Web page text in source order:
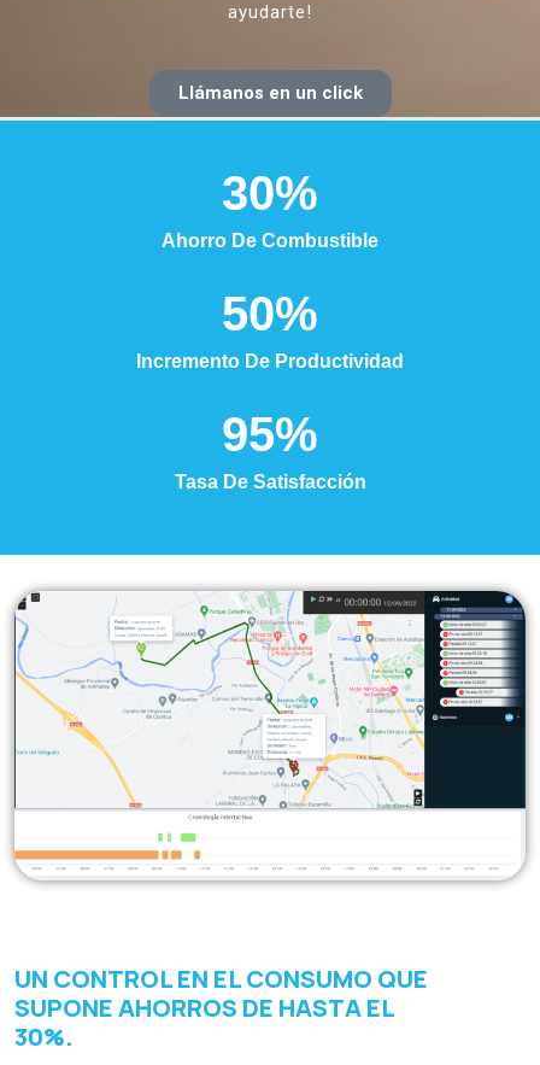
ayudarte!
Llámanos en un click
Ahorro De Combustible
30%
Incremento De Productividad
50%
Tasa De Satisfacción
95%
UN CONTROL EN EL CONSUMO QUE
SUPONE AHORROS DE HASTA EL
30%.